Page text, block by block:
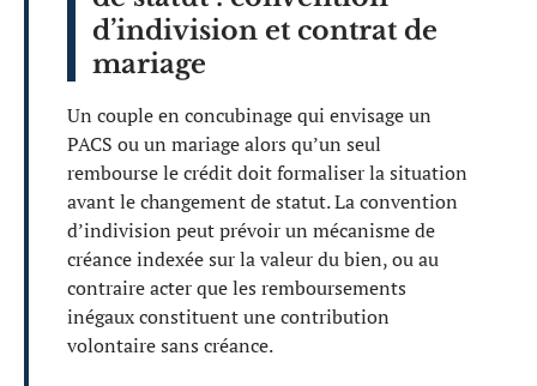
d’indivision et contrat de
mariage
Un couple en concubinage qui envisage un
PACS ou un mariage alors qu’un seul
rembourse le crédit doit formaliser la situation
avant le changement de statut. La convention
d’indivision peut prévoir un mécanisme de
créance indexée sur la valeur du bien, ou au
contraire acter que les remboursements
inégaux constituent une contribution
volontaire sans créance.